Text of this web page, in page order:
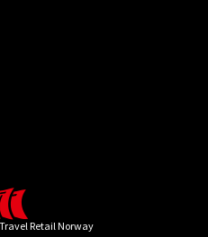
Retail Norway